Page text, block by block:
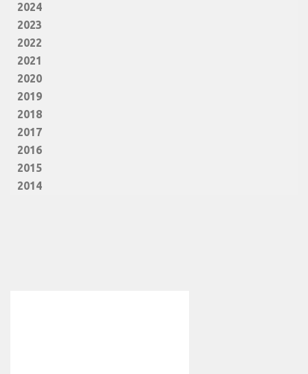
2024
2023
2022
2021
2020
2019
2018
2017
2016
2015
2014